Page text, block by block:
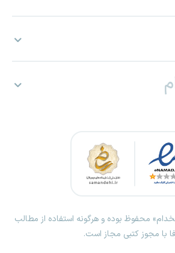
محفوظ بوده و هرگونه استفاده از مطالب
با مجوز کتبی مجاز است.